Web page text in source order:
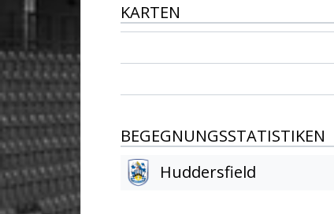
KARTEN
BEGEGNUNGSSTATISTIKEN
Huddersfield